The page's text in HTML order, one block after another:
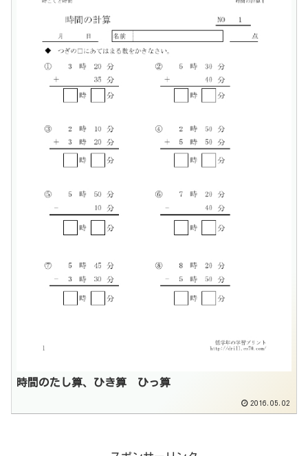
時間のたし算、ひき算 ひっ算
2016.05.02